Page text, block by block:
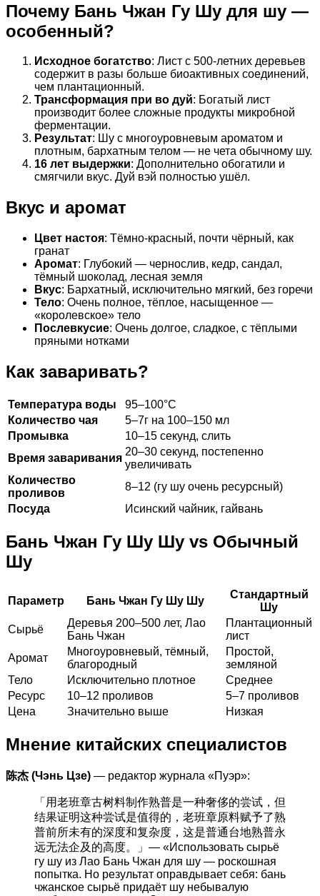
Почему Бань Чжан Гу Шу для шу —
особенный?
Исходное богатство: Лист с 500-летних деревьев
содержит в разы больше биоактивных соединений,
чем плантационный.
Трансформация при во дуй: Богатый лист
производит более сложные продукты микробной
ферментации.
Результат: Шу с многоуровневым ароматом и
плотным, бархатным телом — не чета обычному шу.
16 лет выдержки: Дополнительно обогатили и
смягчили вкус. Дуй вэй полностью ушёл.
Вкус и аромат
Цвет настоя: Тёмно-красный, почти чёрный, как
гранат
Аромат: Глубокий — чернослив, кедр, сандал,
тёмный шоколад, лесная земля
Вкус: Бархатный, исключительно мягкий, без горечи
Тело: Очень полное, тёплое, насыщенное —
«королевское» тело
Послевкусие: Очень долгое, сладкое, с тёплыми
пряными нотками
Как заваривать?
Температура воды
95–100°C
Количество чая
5–7г на 100–150 мл
Промывка
10–15 секунд, слить
Время заваривания
20–30 секунд, постепенно
увеличивать
Количество
проливов
8–12 (гу шу очень ресурсный)
Посуда
Исинский чайник, гайвань
Бань Чжан Гу Шу Шу vs Обычный
Шу
Параметр Бань Чжан Гу Шу Шу
Стандартный
Шу
Сырьё
Деревья 200–500 лет, Лао
Бань Чжан
Плантационный
лист
Аромат
Многоуровневый, тёмный,
благородный
Простой,
земляной
Тело
Исключительно плотное
Среднее
Ресурс
10–12 проливов
5–7 проливов
Цена
Значительно выше Низкая
Мнение китайских специалистов
陈杰 (Чэнь Цзе) — редактор журнала «Пуэр»:
「用老班章古树料制作熟普是一种奢侈的尝试，但
结果证明这种尝试是值得的，老班章原料赋予了熟
普前所未有的深度和复杂度，这是普通台地熟普永
远无法企及的高度。」— «Использовать сырьё
гу шу из Лао Бань Чжан для шу — роскошная
попытка. Но результат оправдывает себя: бань
чжанское сырьё придаёт шу небывалую